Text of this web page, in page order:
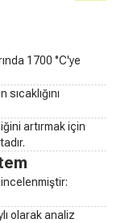
1700 °C'ye
artırmak için
olarak analiz